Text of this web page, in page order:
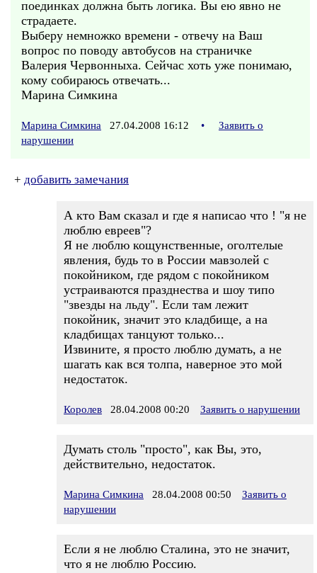
поединках должна быть логика. Вы ею явно не
страдаете.
Выберу немножко времени - отвечу на Ваш
вопрос по поводу автобусов на страничке
Валерия Червонныха. Сейчас хоть уже понимаю,
кому собираюсь отвечать...
Марина Симкина
Марина Симкина 27.04.2008 16:12 •
Заявить о
нарушении
+ добавить замечания
А кто Вам сказал и где я написао что ! "я не
люблю евреев"?
Я не люблю кощунственные, оголтелые
явления, будь то в России мавзолей с
покойником, где рядом с покойником
устраиваются празднества и шоу типо
"звезды на льду". Если там лежит
покойник, значит это кладбище, а на
кладбищах танцуют только...
Извините, я просто люблю думать, а не
шагать как вся толпа, наверное это мой
недостаток.
Королев 28.04.2008 00:20 Заявить о нарушении
Думать столь "просто", как Вы, это,
действительно, недостаток.
Марина Симкина 28.04.2008 00:50
Заявить о
нарушении
Если я не люблю Сталина, это не значит,
что я не люблю Россию.